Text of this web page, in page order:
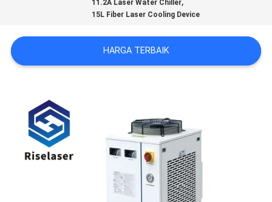
PENAWARAN
САЙТ
SITEMAP
11.2A Laser Water Chiller
15L Fiber Laser Cooling Device
HARGA TERBAIK